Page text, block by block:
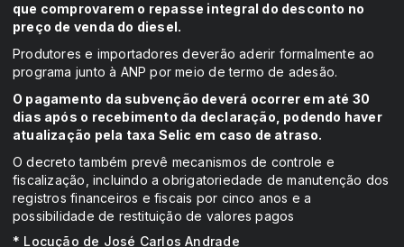
que comprovarem o repasse integral do desconto no
preço de venda do diesel.
Produtores e importadores deverão aderir formalmente ao
programa junto à ANP por meio de termo de adesão.
O pagamento da subvenção deverá ocorrer em até 30
dias após o recebimento da declaração, podendo haver
atualização pela taxa Selic em caso de atraso.
O decreto também prevê mecanismos de controle e
fiscalização, incluindo a obrigatoriedade de manutenção dos
registros financeiros e fiscais por cinco anos e a
possibilidade de restituição de valores pagos
* Locução de José Carlos Andrade